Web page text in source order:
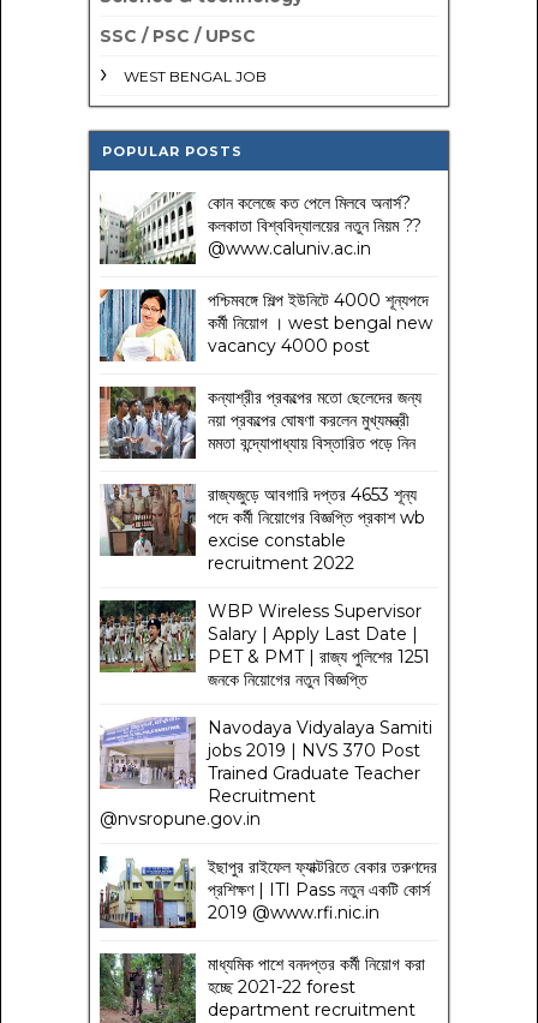
SSC / PSC / UPSC
WEST BENGAL JOB
POPULAR POSTS
কোন কলেজে কত পেলে মিলবে অনার্স?
কলকাতা বিশ্ববিদ্যালয়ের নতুন নিয়ম??
@www.caluniv.ac.in
পশ্চিমবঙ্গে শিল্প ইউনিটে 4000 শূন্যপদে
কর্মী নিয়োগ । west bengal new
vacancy 4000 post
কন্যাশ্রীর প্রকল্পের মতো ছেলেদের জন্য
নয়া প্রকল্পের ঘোষণা করলেন মুখ্যমন্ত্রী
মমতা বন্দ্যোপাধ্যায় বিস্তারিত পড়ে নিন
রাজ্যজুড়ে আবগারি দপ্তর 4653 শূন্য
পদে কর্মী নিয়োগের বিজ্ঞপ্তি প্রকাশ wb
excise constable
recruitment 2022
WBP Wireless Supervisor
Salary | Apply Last Date |
PET & PMT | রাজ্য পুলিশের 1251
জনকে নিয়োগের নতুন বিজ্ঞপ্তি
Navodaya Vidyalaya Samiti
jobs 2019 | NVS 370 Post
Trained Graduate Teacher
Recruitment
@nvsropune.gov.in
ইছাপুর রাইফেল ফ্যাক্টরিতে বেকার তরুণদের
প্রশিক্ষণ | ITI Pass নতুন একটি কোর্স
2019 @www.rfi.nic.in
মাধ্যমিক পাশে বনদপ্তর কর্মী নিয়োগ করা
হচ্ছে 2021-22 forest
department recruitment